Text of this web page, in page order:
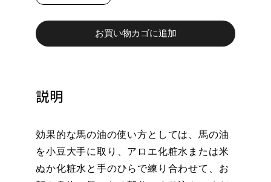
の
油
個
お買い物カゴに追加
説明
効果的な馬の油の使い方としては、馬の油
を小豆大手に取り、アロエ化粧水または米
ぬか化粧水と手のひらで練り合わせて、お